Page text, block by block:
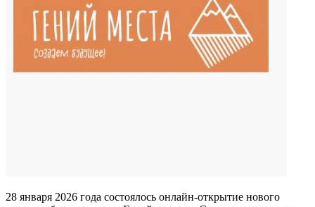
28 января 2026 года состоялось онлайн-открытие нового